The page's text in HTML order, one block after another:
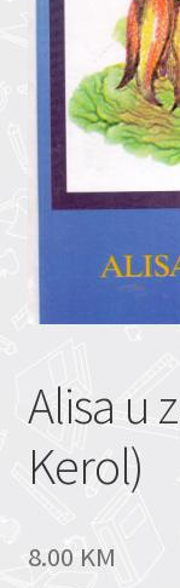
Alisa u
Kerol)
8.00 KM